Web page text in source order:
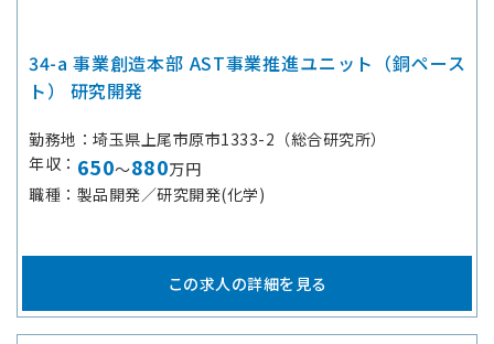
34-a 事業創造本部 AST事業推進ユニット（銅ペース
ト） 研究開発
勤務地
埼玉県上尾市原市1333-2（総合研究所）
年収
650～880万円
職種
製品開発／研究開発(化学)
この求人の詳細を見る